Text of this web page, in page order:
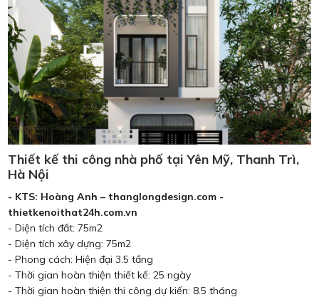
Thiết kế thi công nhà phố tại Yên Mỹ, Thanh Trì,
Hà Nội
- KTS: Hoàng Anh – thanglongdesign.com -
thietkenoithat24h.com.vn
- Diện tích đất: 75m2
- Diện tích xây dựng: 75m2
- Phong cách: Hiện đại 3.5 tầng
- Thời gian hoàn thiện thiết kế: 25 ngày
- Thời gian hoàn thiện thi công dự kiến: 8.5 tháng